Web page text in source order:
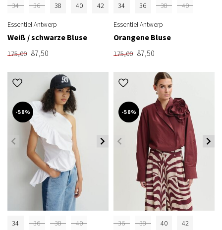
34 36 38 40 42
Essentiel Antwerp
Weiß / schwarze Bluse
175,00 87,50
34 36 38 40
Essentiel Antwerp
Orangene Bluse
175,00 87,50
-50%
34 36 38 40
-50%
36 38 40 42